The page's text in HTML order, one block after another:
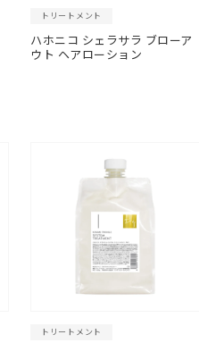
トリートメント
ハホニコ シェラサラ ブローア
ウト ヘアローション
トリートメント